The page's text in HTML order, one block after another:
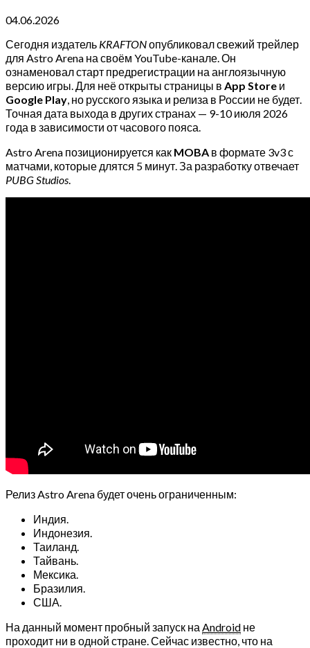
04.06.2026
Сегодня издатель KRAFTONопубликовал свежий трейлер
для Astro Arena на своём YouTube-канале. Он
ознаменовал старт предрегистрации на англоязычную
версию игры. Для неё открыты страницы в App Store и
Google Play, но русского языка и релиза в России не будет.
Точная дата выхода в других странах — 9-10 июля 2026
года в зависимости от часового пояса.
Astro Arena позиционируется как MOBA в формате 3v3 с
матчами, которые длятся 5 минут. За разработку отвечает
PUBG Studios.
Релиз Astro Arena будет очень ограниченным:
Индия.
Индонезия.
Таиланд.
Тайвань.
Мексика.
Бразилия.
США.
На данный момент пробный запуск на Android не
проходит ни в одной стране. Сейчас известно, что на